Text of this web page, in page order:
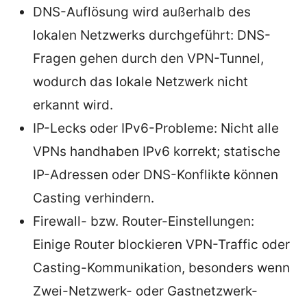
DNS-Auflösung wird außerhalb des
lokalen Netzwerks durchgeführt: DNS-
Fragen gehen durch den VPN-Tunnel,
wodurch das lokale Netzwerk nicht
erkannt wird.
IP-Lecks oder IPv6-Probleme: Nicht alle
VPNs handhaben IPv6 korrekt; statische
IP-Adressen oder DNS-Konflikte können
Casting verhindern.
Firewall- bzw. Router-Einstellungen:
Einige Router blockieren VPN-Traffic oder
Casting-Kommunikation, besonders wenn
Zwei-Netzwerk- oder Gastnetzwerk-